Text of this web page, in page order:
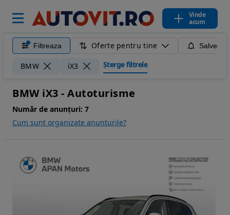
Vinde
acum
Filtreaza Oferte pentru tine
BMW iX3 Șterge filtrele
BMW iX3 - Autoturisme
Număr de anunțuri: 7
Cum sunt organizate anunturile?